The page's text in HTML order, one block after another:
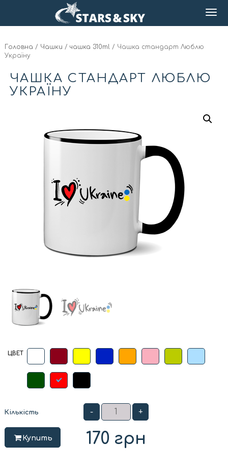
Головна / Чашки / чашка 310ml / Чашка стандарт Люблю
Україну
ЧАШКА СТАНДАРТ ЛЮБЛЮ
УКРАЇНУ
ЦВЕТ
Кількість - +
Купить 170 грн